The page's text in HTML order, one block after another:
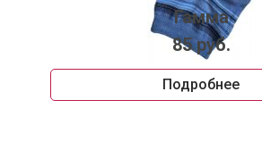
Гамма
85 руб.
Подробнее